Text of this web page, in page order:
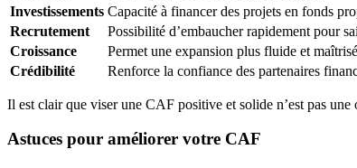
Investissements Capacité à financer des projets en fonds
Recrutement
Possibilité d’embaucher rapidement pour
Croissance
Permet une expansion plus fluide et
Crédibilité
Renforce la confiance des partenaires
Il est clair que viser une CAF positive et solide n’est pas
Astuces pour améliorer votre CAF